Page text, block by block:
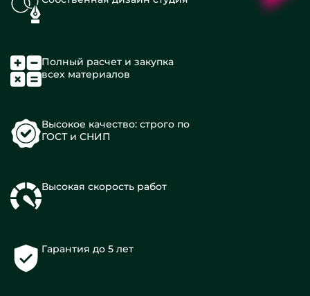
Полный расчет и закупка
всех материалов
Высокое качество: строго по
ГОСТ и СНИП
Высокая скорость работ
Гарантия до 5 лет